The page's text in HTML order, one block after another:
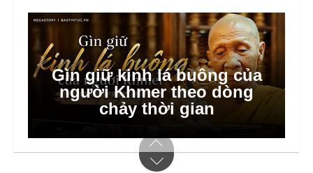
Hà Nội dồn lực triển khai xã,
phường xã hội chủ nghĩa